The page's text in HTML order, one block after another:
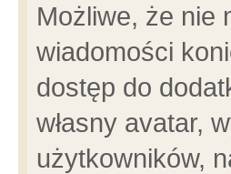
Możliwe, że nie
wiadomości
dostęp do
własny avatar,
użytkowników,